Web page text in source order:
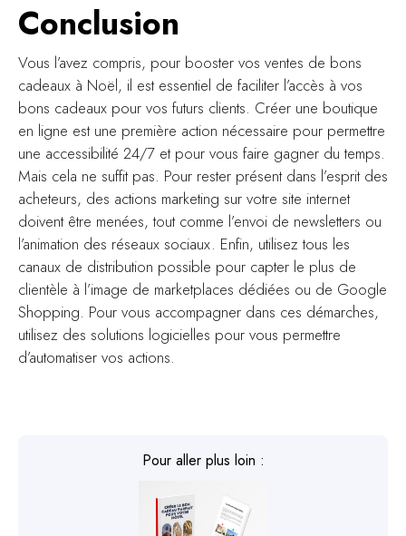
Conclusion
Vous l’avez compris, pour booster vos ventes de bons
cadeaux à Noël, il est essentiel de faciliter l’accès à vos
bons cadeaux pour vos futurs clients. Créer une boutique
en ligne est une première action nécessaire pour permettre
une accessibilité 24/7 et pour vous faire gagner du temps.
Mais cela ne suffit pas. Pour rester présent dans l’esprit des
acheteurs, des actions marketing sur votre site internet
doivent être menées, tout comme l’envoi de newsletters ou
l’animation des réseaux sociaux. Enfin, utilisez tous les
canaux de distribution possible pour capter le plus de
clientèle à l’image de marketplaces dédiées ou de Google
Shopping. Pour vous accompagner dans ces démarches,
utilisez des solutions logicielles pour vous permettre
d’automatiser vos actions.
Pour aller plus loin :